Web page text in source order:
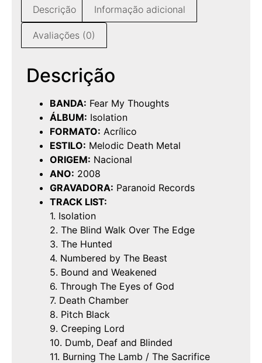
Descrição Informação adicional
Avaliações (0)
Descrição
BANDA: Fear My Thoughts
ÁLBUM: Isolation
FORMATO: Acrílico
ESTILO: Melodic Death Metal
ORIGEM: Nacional
ANO: 2008
GRAVADORA: Paranoid Records
TRACK LIST:
1. Isolation
2. The Blind Walk Over The Edge
3. The Hunted
4. Numbered by The Beast
5. Bound and Weakened
6. Through The Eyes of God
7. Death Chamber
8. Pitch Black
9. Creeping Lord
10. Dumb, Deaf and Blinded
11. Burning The Lamb / The Sacrifice